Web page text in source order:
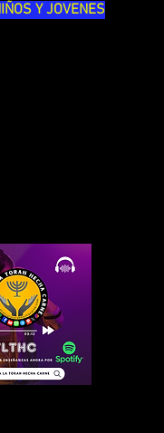
Y JOVENES